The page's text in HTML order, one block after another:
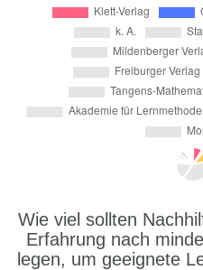
Wie viel sollten
Erfahrung nach
legen, um geeignete